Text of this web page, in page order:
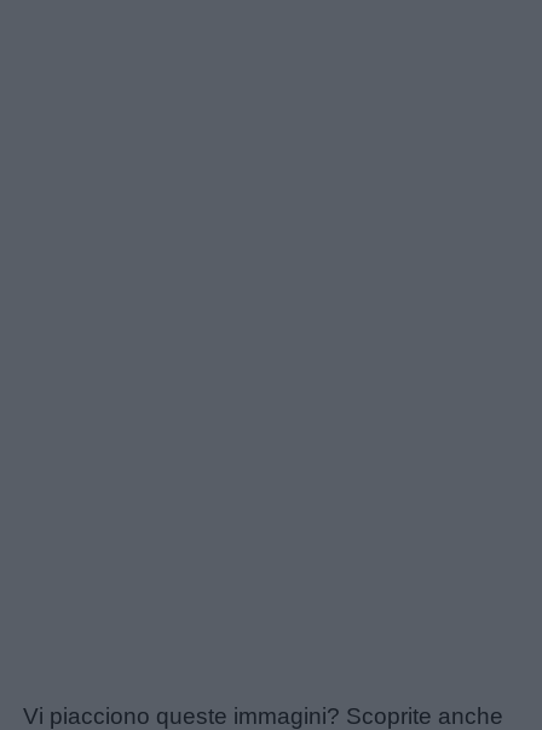
Vi piacciono queste immagini? Scoprite anche